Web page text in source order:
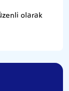
olarak